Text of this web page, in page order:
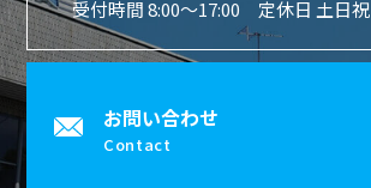
受付時間 8:00〜17:00 定休日 土日祝
お問い合わせ
Contact